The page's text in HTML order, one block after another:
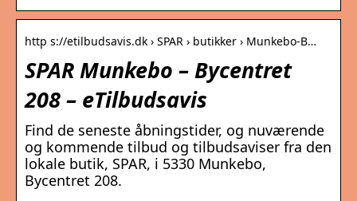
http s://etilbudsavis.dk › SPAR › butikker › Munkebo-B…
SPAR Munkebo – Bycentret
208 – eTilbudsavis
Find de seneste åbningstider, og nuværende
og kommende tilbud og tilbudsaviser fra den
lokale butik, SPAR, i 5330 Munkebo,
Bycentret 208.